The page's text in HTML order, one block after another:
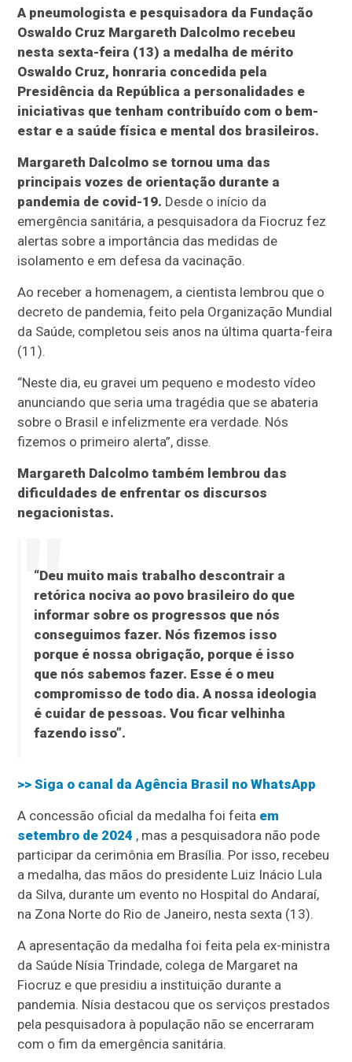
A pneumologista e pesquisadora da Fundação
Oswaldo Cruz Margareth Dalcolmo recebeu
nesta sexta-feira (13) a medalha de mérito
Oswaldo Cruz, honraria concedida pela
Presidência da República a personalidades e
iniciativas que tenham contribuído com o bem-
estar e a saúde física e mental dos brasileiros.
Margareth Dalcolmo se tornou uma das
principais vozes de orientação durante a
pandemia de covid-19. Desde o início da
emergência sanitária, a pesquisadora da Fiocruz fez
alertas sobre a importância das medidas de
isolamento e em defesa da vacinação.
Ao receber a homenagem, a cientista lembrou que o
decreto de pandemia, feito pela Organização Mundial
da Saúde, completou seis anos na última quarta-feira
(11).
“Neste dia, eu gravei um pequeno e modesto vídeo
anunciando que seria uma tragédia que se abateria
sobre o Brasil e infelizmente era verdade. Nós
fizemos o primeiro alerta”, disse.
Margareth Dalcolmo também lembrou das
dificuldades de enfrentar os discursos
negacionistas.
“Deu muito mais trabalho descontrair a
retórica nociva ao povo brasileiro do que
informar sobre os progressos que nós
conseguimos fazer. Nós fizemos isso
porque é nossa obrigação, porque é isso
que nós sabemos fazer. Esse é o meu
compromisso de todo dia. A nossa ideologia
é cuidar de pessoas. Vou ficar velhinha
fazendo isso”.
>> Siga o canal daAgência Brasil no WhatsApp
A concessão oficial da medalha foi feita em
setembro de 2024 , mas a pesquisadora não pode
participar da cerimônia em Brasília. Por isso, recebeu
a medalha, das mãos do presidente Luiz Inácio Lula
da Silva, durante um evento no Hospital do Andaraí,
na Zona Norte do Rio de Janeiro, nesta sexta (13).
A apresentação da medalha foi feita pela ex-ministra
da Saúde Nísia Trindade, colega de Margaret na
Fiocruz e que presidiu a instituição durante a
pandemia. Nísia destacou que os serviços prestados
pela pesquisadora à população não se encerraram
com o fim da emergência sanitária.